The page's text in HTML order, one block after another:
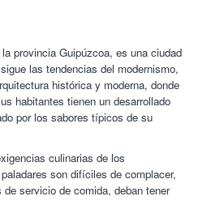
provincia Guipúzcoa, es una ciudad
las tendencias del modernismo,
histórica y moderna, donde
habitantes tienen un desarrollado
por los sabores típicos de su
culinarias de los
son difíciles de complacer,
servicio de comida, deban tener